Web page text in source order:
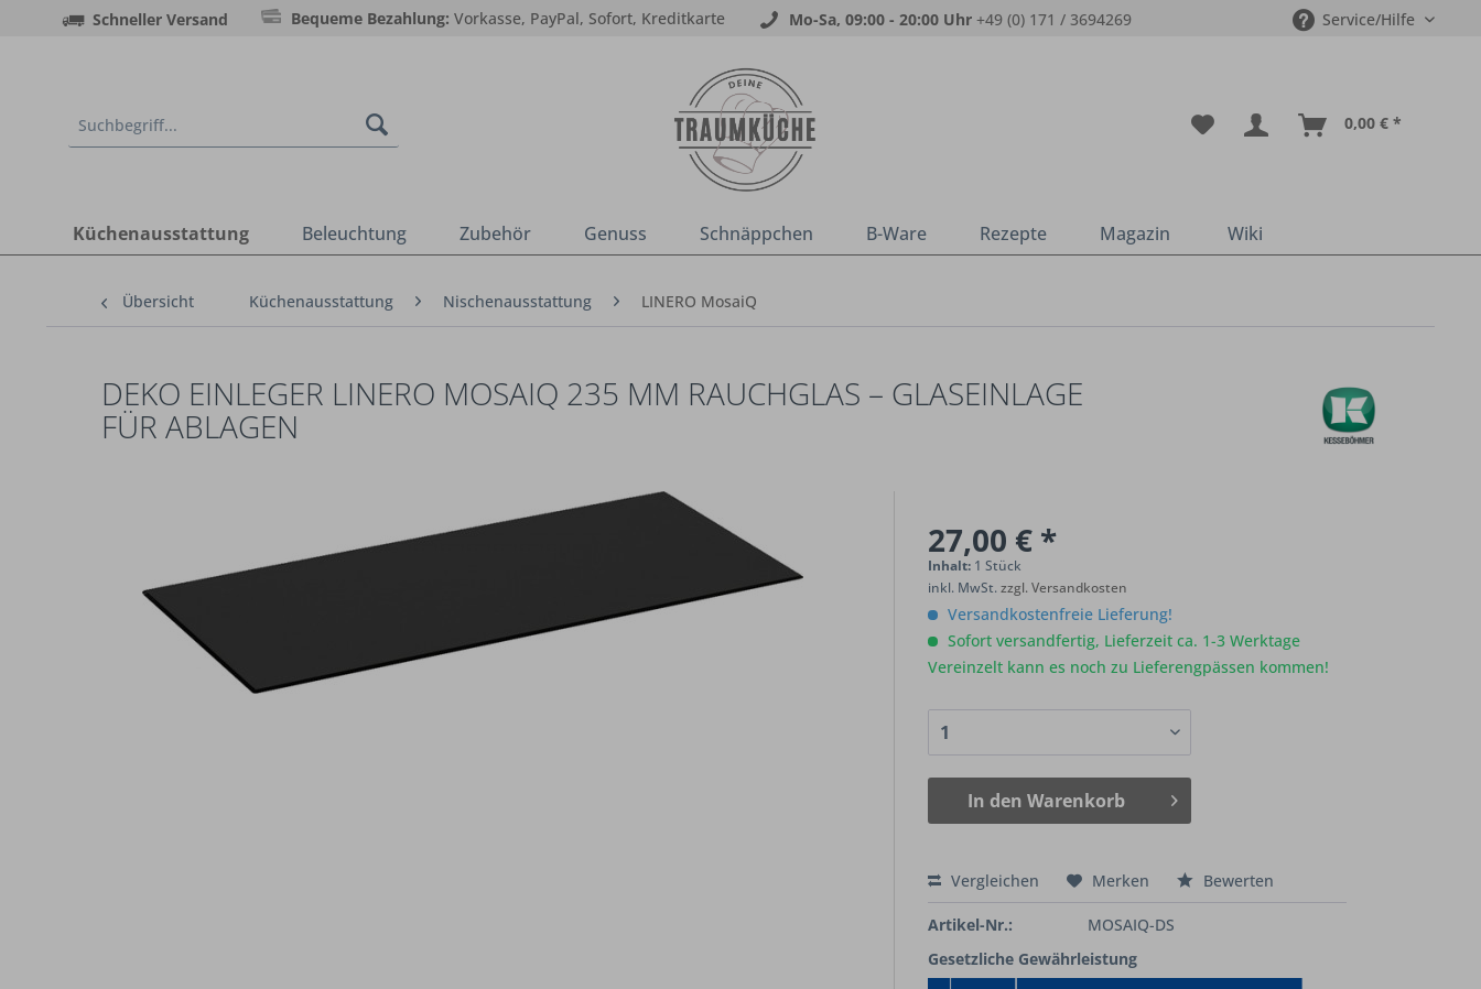
Schneller Versand Bequeme Bezahlung: Vorkasse, PayPal, Sofort, Kreditkarte Mo-Sa, 09:00 - 20:00 Uhr +49 (0) 171 / 3694269 Service/Hilfe
0,00 € *
Küchenausstattung Beleuchtung Zubehör Genuss Schnäppchen B-Ware Rezepte Magazin Wiki
Übersicht Küchenausstattung Nischenausstattung LINERO MosaiQ
DEKO EINLEGER LINERO MOSAIQ 235 MM RAUCHGLAS – GLASEINLAGE
FÜR ABLAGEN
27,00 € *
Inhalt: 1 Stück
inkl. MwSt.zzgl. Versandkosten
Versandkostenfreie Lieferung!
Sofort versandfertig, Lieferzeit ca. 1-3 Werktage
Vereinzelt kann es noch zu Lieferengpässen kommen!
In den Warenkorb
Vergleichen Merken Bewerten
Artikel-Nr.:
MOSAIQ-DS
Gesetzliche Gewährleistung